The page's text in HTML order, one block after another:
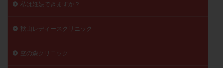
私は妊娠できますか？
秋山レディースクリニック
空の森クリニック